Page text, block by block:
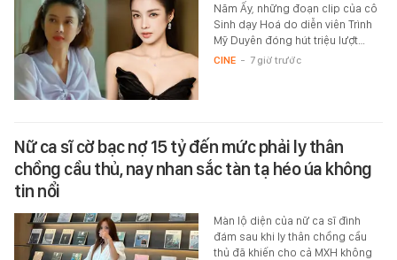
Năm Ấy, những đoạn clip của cô
Sinh dạy Hoá do diễn viên Trình
Mỹ Duyên đóng hút triệu lượt…
CINE - 7 giờ trước
Nữ ca sĩ cờ bạc nợ 15 tỷ đến mức phải ly thân
chồng cầu thủ, nay nhan sắc tàn tạ héo úa không
tin nổi
Màn lộ diện của nữ ca sĩ đình
đám sau khi ly thân chồng cầu
thủ đã khiến cho cả MXH không